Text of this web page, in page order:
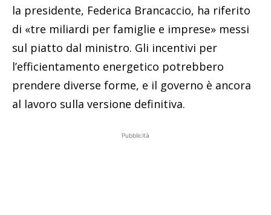
la presidente, Federica Brancaccio, ha riferito
di «tre miliardi per famiglie e imprese» messi
sul piatto dal ministro. Gli incentivi per
l’efficientamento energetico potrebbero
prendere diverse forme, e il governo è ancora
al lavoro sulla versione definitiva.
Pubblicità